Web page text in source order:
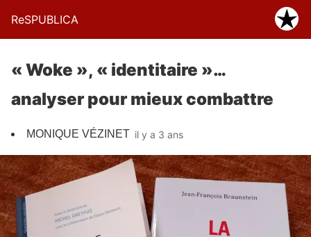
ReSPUBLICA
« Woke », « identitaire »…
analyser pour mieux combattre
MONIQUE VÉZINET il y a 3 ans